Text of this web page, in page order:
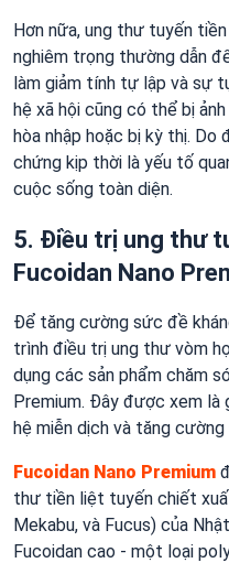
Hơn nữa, ung thư tuyến
nghiêm trọng thường dẫn
làm giảm tính tự lập và sự
hệ xã hội cũng có thể bị
hòa nhập hoặc bị kỳ thị.
chứng kịp thời là yếu tố
cuộc sống toàn diện.
5. Điều trị ung thư
Fucoidan Nano
Để tăng cường sức đề
trình điều trị ung thư vòm
dụng các sản phẩm chăm
Premium. Đây được xem là
hệ miễn dịch và tăng
Fucoidan Nano Premium
thư tiền liệt tuyến chiết
Mekabu, và Fucus) của
Fucoidan cao - một loại